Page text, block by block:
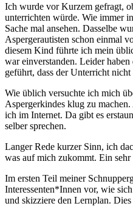
Ich wurde vor Kurzem gefragt,
unterrichten würde. Wie immer
Sache mal ansehen. Dasselbe
Aspergerautisten schon einmal
diesem Kind führte ich mein
war einverstanden. Leider
geführt, dass der Unterricht
Wie üblich versuchte ich mich
Aspergerkindes klug zu
ich im Internet. Da gibt es
selber sprechen.
Langer Rede kurzer Sinn, ich
was auf mich zukommt. Ein
Im ersten Teil meiner
Interessenten*Innen vor, wie
und skizziere den Lernplan.